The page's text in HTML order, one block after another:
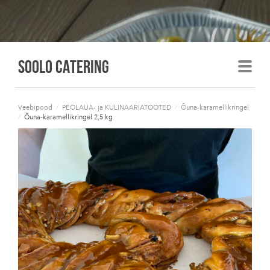
Soolo Catering
Veebipood / PEOLAUA- ja KULINAARIATOOTED / Õuna-karamellikringel
/ Õuna-karamellikringel 2,5 kg